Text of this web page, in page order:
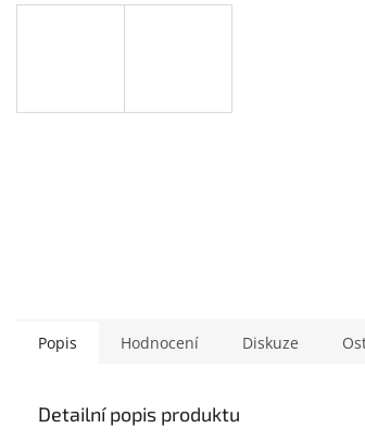
Popis Hodnocení Diskuze
Detailní popis produktu